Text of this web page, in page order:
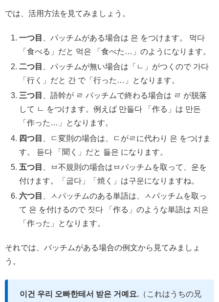
では、活用方法を見てみましょう。
一つ目
、パッチムがある場合は 은 をつけます。 먹다
「食べる」だと 먹은 「食べた…」のようになります。
二つ目
、パッチムが無い場合は「ㄴ」がつくので 가다
「行く」だと 간 で「行った…」となります。
三つ目 、語幹が ㄹ パッチムで終わる場合は ㄹ が脱落
して ㄴ をつけます。例えば 만들다 「作る」は 만든
「作った…」となります。
四つ目
、ㄷ変則の場合は、ㄷがㄹに代わり 은 をつけま
す。 듣다 「聞く」だと 들은 になります。
五つ目
、ㅂ不規則の場合はㅂパッチムを取って、운を
付けます。「굽다」「焼く」は구운になりますね。
六つ目
、ㅅパッチムのある単語は、ㅅパッチムを取っ
て 은 を付けるので 짓다 「作る」のような単語は 지은
「作った」となります。
それでは、パッチムがある場合の例文から見てみましょ
う。
이건 우리 오빠한테서 받은 거예요. （これはうちの兄